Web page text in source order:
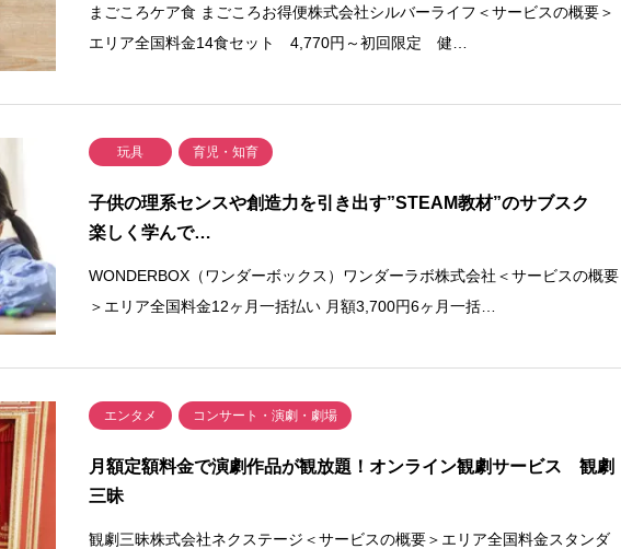
まごころケア食 まごころお得便株式会社シルバーライフ＜サービスの概要＞
エリア全国料金14食セット 4,770円～初回限定 健…
玩具 育児・知育
子供の理系センスや創造力を引き出す”STEAM教材”のサブスク
楽しく学んで…
WONDERBOX（ワンダーボックス）ワンダーラボ株式会社＜サービスの概要
＞エリア全国料金12ヶ月一括払い 月額3,700円6ヶ月一括…
エンタメ コンサート・演劇・劇場
月額定額料金で演劇作品が観放題！オンライン観劇サービス 観劇
三昧
観劇三昧株式会社ネクステージ＜サービスの概要＞エリア全国料金スタンダ